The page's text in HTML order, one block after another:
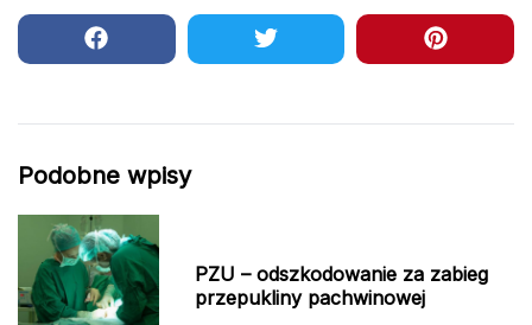
Podobne wpisy
PZU – odszkodowanie za zabieg
przepukliny pachwinowej